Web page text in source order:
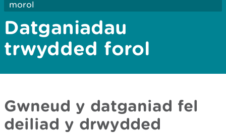
morol
Datganiadau
trwydded forol
Gwneud y datganiad fel
deiliad y drwydded